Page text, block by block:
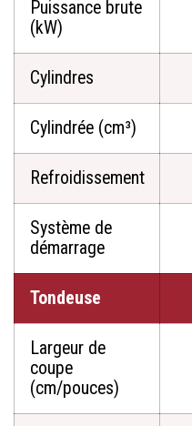
Puissance brute
(kW)
Cylindres
Cylindrée (cm³)
Refroidissement
Système de
démarrage
Tondeuse
Largeur de
coupe
(cm/pouces)